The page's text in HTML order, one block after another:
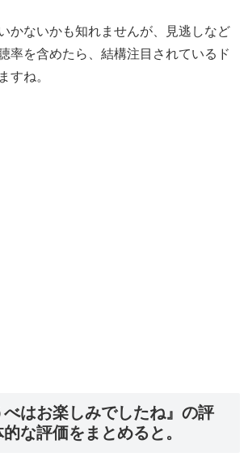
かないかも知れませんが、見逃しなど
率を含めたら、結構注目されているド
すね。
べはお楽しみでしたね』の評
な評価をまとめると。